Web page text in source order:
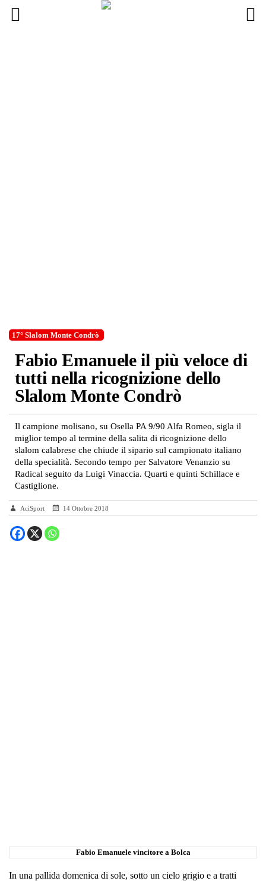
17° Slalom Monte Condrò
Fabio Emanuele il più veloce di
tutti nella ricognizione dello
Slalom Monte Condrò
Il campione molisano, su Osella PA 9/90 Alfa Romeo, sigla il
miglior tempo al termine della salita di ricognizione dello
slalom calabrese che chiude il sipario sul campionato italiano
della specialità. Secondo tempo per Salvatore Venanzio su
Radical seguito da Luigi Vinaccia. Quarti e quinti Schillace e
Castiglione.
AciSport 14 Ottobre 2018
Fabio Emanuele vincitore a Bolca
In una pallida domenica di sole, sotto un cielo grigio e a tratti